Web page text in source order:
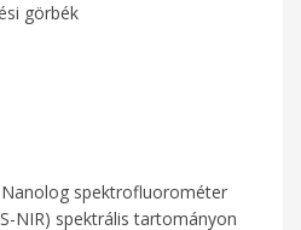
görbék
Nanolog spektrofluorométer
NIR) spektrális tartományon